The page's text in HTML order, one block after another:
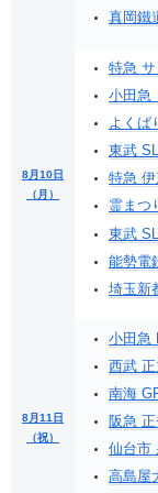
真岡鐵
8月10日
（月）
特急
小田急
よくば
東武
特急
霊まつ
東武
能勢電
埼玉新
8月11日
（祝）
小田急
西武
南海
阪急
仙台市
高島屋